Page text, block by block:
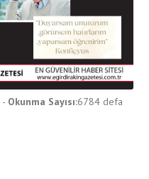
- Okunma Sayısı:6784 defa